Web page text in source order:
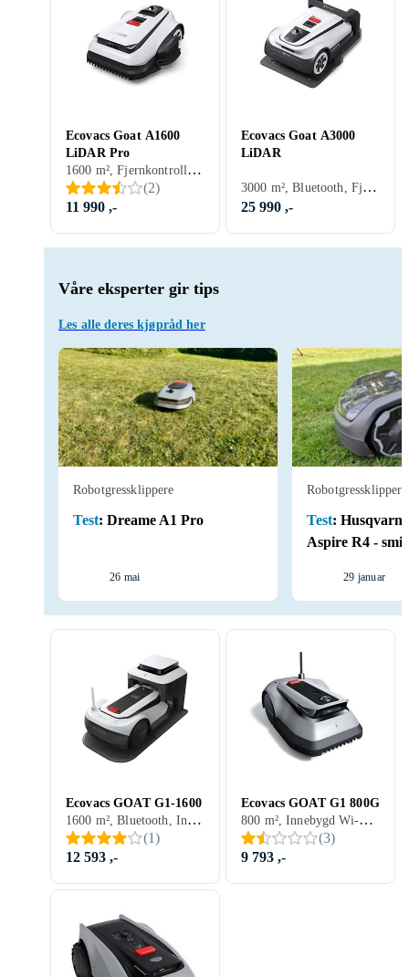
Våre eksperter gir tips
Les alle deres kjøpråd her
Robotgressklippere
Test: Dreame A1 Pro
26 mai
Robotgressklippere
Test:
Aspire R4 -
29 januar
Ecovacs Goat A1600
LiDAR Pro
1600 m², Fjernkontroll, GPS-assistert navigasjon
(2)
11 990 ,-
Ecovacs Goat A3000
LiDAR
3000 m², Bluetooth, Fjernkontroll, Automatisk dokking, Pinkode, Innebygd Wi-Fi, Appkontroll, Guidekabel, GPS-assistert navigasjon
25 990 ,-
Ecovacs GOAT G1-1600
1600 m², Bluetooth, Innebygd Wi-Fi, Appkontroll, GPS-assistert navigasjon, Uten begrensningskabel
(1)
12 593 ,-
Ecovacs GOAT G1 800G
800 m², Innebygd Wi-Fi, Appkontroll
(3)
9 793 ,-